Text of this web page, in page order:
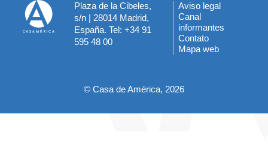
Plaza de la Cibeles,
s/n | 28014 Madrid,
España. Tel: +34 91
595 48 00
Menú
del
pie
Aviso legal
Canal
informantes
Contato
Mapa web
© Casa de América, 2026